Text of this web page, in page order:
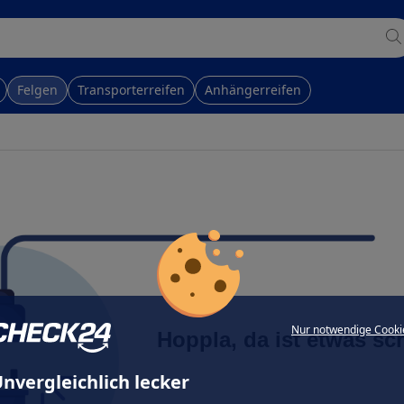
Nur notwendige
lecker
Felgen Transporterreifen Anhängerreifen
Hoppla, da ist etwas